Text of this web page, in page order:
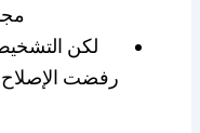
لكن
رفضت الإصلاح